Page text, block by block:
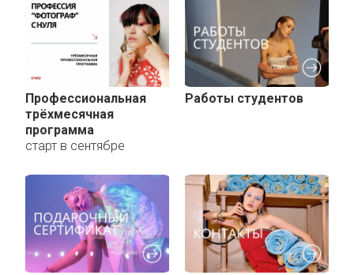
Профессиональная
трёхмесячная
программа
старт в сентябре
Работы студентов